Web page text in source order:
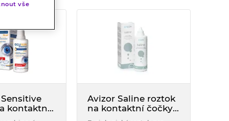
kontaktní
ml
Avizor Saline roztok
na kontaktní čočky
350 ml
vše